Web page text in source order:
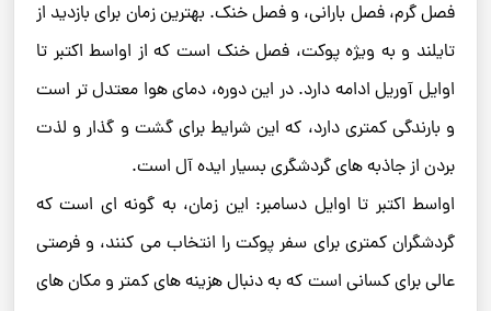
فصل گرم، فصل بارانی، و فصل خنک. بهترین زمان برای بازدید از
تایلند و به ‌ویژه پوکت، فصل خنک است که از اواسط اکتبر تا
اوایل آوریل ادامه دارد. در این دوره، دمای هوا معتدل ‌تر است
و بارندگی کمتری دارد، که این شرایط برای گشت ‌و گذار و لذت
بردن از جاذبه‌ های گردشگری بسیار ایده ‌آل است.
اواسط اکتبر تا اوایل دسامبر: این زمان، به گونه ای است که
گردشگران کمتری برای سفر پوکت را انتخاب می کنند، و فرصتی
عالی برای کسانی است که به دنبال هزینه ‌های کمتر و مکان‌ های